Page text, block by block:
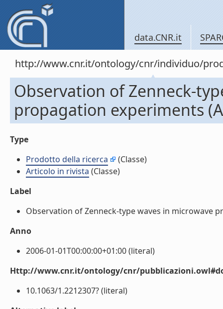
data.CNR.it
http://www.cnr.it/ontology/cnr/individuo/
Observation of Zenneck-
propagation experiments
Type
Prodotto della ricerca
(Classe)
Articolo in rivista (Classe)
Label
Observation of Zenneck-type waves in microwave
Anno
2006-01-01T00:00:00+01:00 (literal)
Http://www.cnr.it/ontology/cnr/
10.1063/1.2212307? (literal)